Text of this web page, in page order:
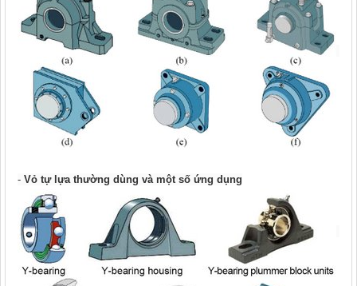
- Vỏ tự lựa thường dùng và một số ứng dụng